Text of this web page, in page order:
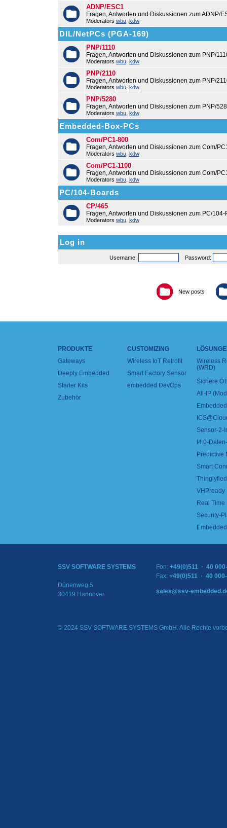
ADNP/ESC1
Fragen, Antworten und Diskussionen zum ADNP/
Moderators wbu kdw
DIL/NetPCs (PGA-169)
PNP/1110
Fragen, Antworten und Diskussionen zum PNP/
Moderators wbu kdw
PNP/2110
Fragen, Antworten und Diskussionen zum PNP/
Moderators wbu kdw
PNP/5280
Fragen, Antworten und Diskussionen zum PNP/
Moderators wbu kdw
Embedded-Box-PCs
Com/PC1-800
Fragen, Antworten und Diskussionen zum Com/
Moderators wbu kdw
Com/PC1-1100
Fragen, Antworten und Diskussionen zum Com/
Moderators wbu kdw
PC/104-Boards
CP/465
Fragen, Antworten und Diskussionen zum PC/
Moderators wbu kdw
Log in
Username: Password:
New posts
PRODUKTE
Gateways
Deeply Embedded
Starter Kits
Zubehör
CUSTOMIZING
Wireless IoT Retrofit
Smart Factory Sensor
embedded DevOps
Wireless
(WRD)
Sichere
All-IP
Sensor-2-
I4.0-
Predictive
Smart
VHPready
Real
Security-
SSV SOFTWARE SYSTEMS
Dünenweg 5
30419 Hannover
Fon: +49(0)511 · 40
Fax: +49(0)511 · 40
sales@ssv-
© 2024 SSV SOFTWARE SYSTEMS GmbH. Alle Rechte